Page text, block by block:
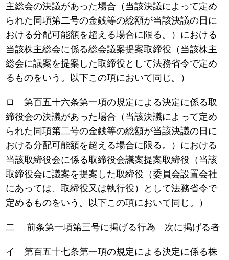
主総会の決議があった場合（当該決議によって定め
られた同項第二号の金銭等の総額が当該決議の日に
おける分配可能額を超える場合に限る。）における
当該株主総会に係る総会議案提案取締役（当該株主
総会に議案を提案した取締役として法務省令で定め
るものをいう。以下この項において同じ。）
ロ 第百五十六条第一項の規定による決定に係る取
締役会の決議があった場合（当該決議によって定め
られた同項第二号の金銭等の総額が当該決議の日に
おける分配可能額を超える場合に限る。）における
当該取締役会に係る取締役会議案提案取締役（当該
取締役会に議案を提案した取締役（委員会設置会社
にあっては、取締役又は執行役）として法務省令で
定めるものをいう。以下この項において同じ。）
二 前条第一項第三号に掲げる行為 次に掲げる者
イ 第百五十七条第一項の規定による決定に係る株